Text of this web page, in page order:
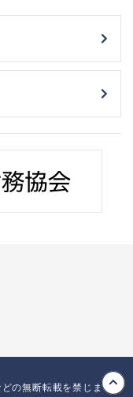
の無断転載を禁じます。